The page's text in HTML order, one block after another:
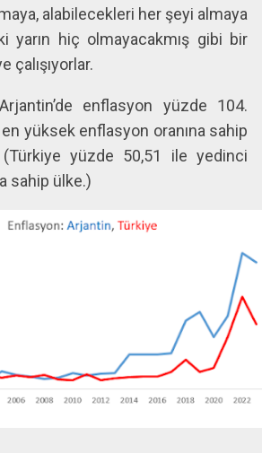
alabilecekleri her şeyi almaya
yarın hiç olmayacakmış gibi bir
çalışıyorlar.
enflasyon yüzde 104.
yüksek enflasyon oranına sahip
yüzde 50,51 ile yedinci
sahip ülke.)